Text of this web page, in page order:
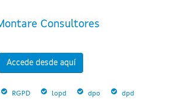
Consultores
Accede desde aquí
RGPD lopd dpo dpd